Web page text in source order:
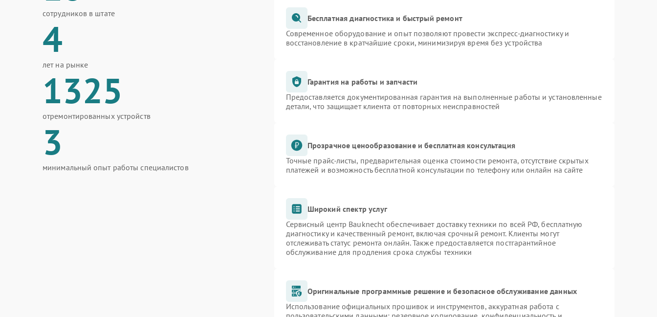
сотрудников в штате
4
лет на рынке
1325
отремонтированных устройств
3
минимальный опыт работы специалистов
Бесплатная диагностика и быстрый ремонт
Современное оборудование и опыт позволяют провести экспресс-диагностику и
восстановление в кратчайшие сроки, минимизируя время без устройства
Гарантия на работы и запчасти
Предоставляется документированная гарантия на выполненные работы и установленные
детали, что защищает клиента от повторных неисправностей
Прозрачное ценообразование и бесплатная консультация
Точные прайс-листы, предварительная оценка стоимости ремонта, отсутствие скрытых
платежей и возможность бесплатной консультации по телефону или онлайн на сайте
Широкий спектр услуг
Сервисный центр Bauknecht обеспечивает доставку техники по всей РФ, бесплатную
диагностику и качественный ремонт, включая срочный ремонт. Клиенты могут
отслеживать статус ремонта онлайн. Также предоставляется постгарантийное
обслуживание для продления срока службы техники
Оригинальные программные решение и безопасное обслуживание данных
Использование официальных прошивок и инструментов, аккуратная работа с